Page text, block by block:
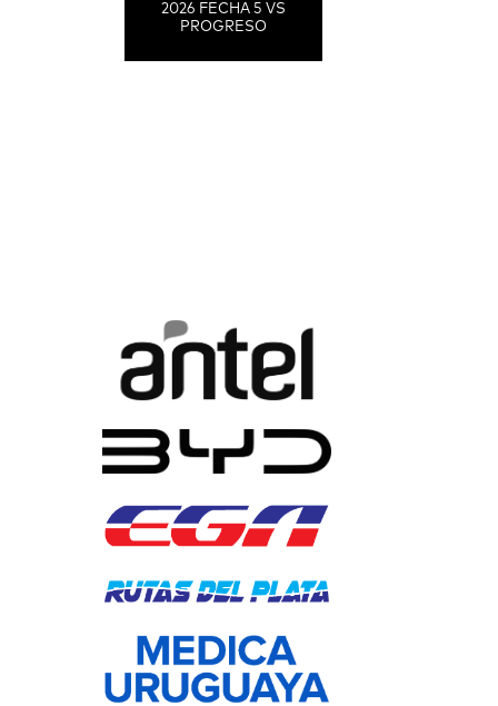
2026 FECHA 5 VS
PROGRESO